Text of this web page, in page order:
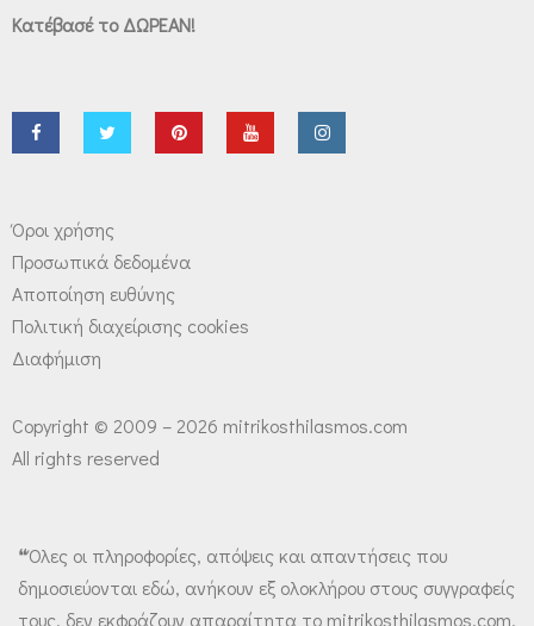
Κατέβασέ το ΔΩΡΕΑΝ!
Όροι χρήσης
Προσωπικά δεδομένα
Αποποίηση ευθύνης
Πολιτική διαχείρισης cookies
Διαφήμιση
Copyright © 2009 – 2026 mitrikosthilasmos.com
All rights reserved
❝Όλες οι πληροφορίες, απόψεις και απαντήσεις που
δημοσιεύονται εδώ, ανήκουν εξ ολοκλήρου στους συγγραφείς
τους, δεν εκφράζουν απαραίτητα το mitrikosthilasmos.com,